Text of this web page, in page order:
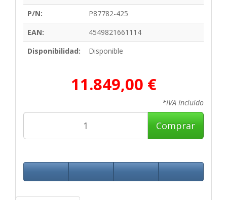
P/N:
P87782-425
EAN:
4549821661114
Disponibilidad:
Disponible
11.849,00 €
*IVA Incluido
Comprar